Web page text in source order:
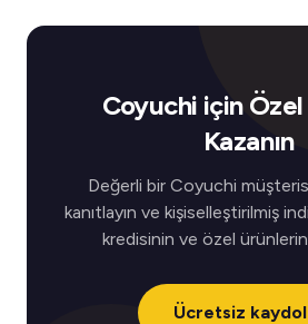
Coyuchi için
Kazanın
Değerli bir Coyuchi
kanıtlayın ve kişiselleştirilmiş
kredisinin ve özel ürünlerin
Ücretsiz kaydol